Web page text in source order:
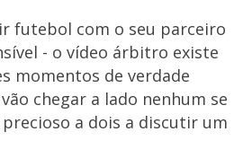
futebol com o seu parceiro
- o vídeo árbitro existe
momentos de verdade
chegar a lado nenhum se
a dois a discutir um